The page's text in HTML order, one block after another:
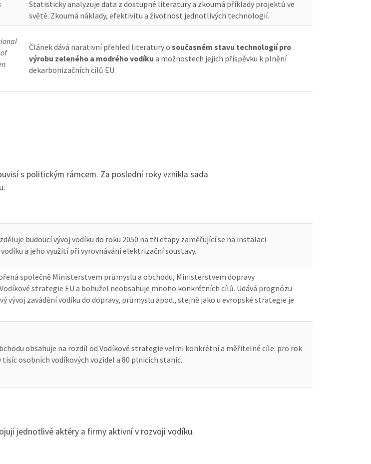
Statisticky analyzuje data z dostupné literatury a zkoumá příklady projektů ve
světě. Zkoumá náklady, efektivitu a životnost jednotlivých technologií.
Článek dává narativní přehled literatury o současném stavu technologií pro
výrobu zeleného a modrého vodíku a možnostech jejich příspěvku k plnění
dekarbonizačních cílů EU.
s politickým rámcem. Za poslední roky vznikla sada
budoucí vývoj vodíku do roku 2050 na tři etapy zaměřující se na instalaci
a jeho využití při vyrovnávání elektrizační soustavy.
společně Ministerstvem průmyslu a obchodu, Ministerstvem dopravy
strategie EU a bohužel neobsahuje mnoho konkrétních cílů. Udává prognózu
vývoj zavádění vodíku do dopravy, průmyslu apod., stejně jako u evropské strategie je
obsahuje na rozdíl od Vodíkové strategie velmi konkrétní a měřitelné cíle: pro rok
osobních vodíkových vozidel a 80 plnicích stanic.
jednotlivé aktéry a firmy aktivní v rozvoji vodíku.